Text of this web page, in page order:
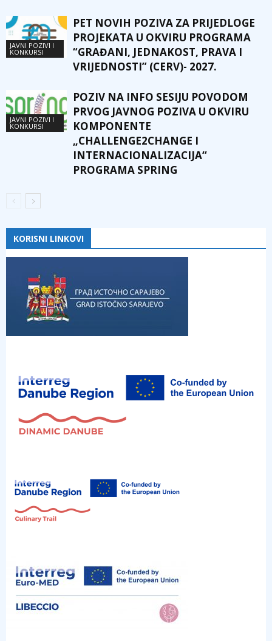
JAVNI POZIVI I
KONKURSI
PET NOVIH POZIVA ZA PRIJEDLOGE
PROJEKATA U OKVIRU PROGRAMA
“GRAĐANI, JEDNAKOST, PRAVA I
VRIJEDNOSTI” (CERV)- 2027.
JAVNI POZIVI I
KONKURSI
POZIV NA INFO SESIJU POVODOM
PRVOG JAVNOG POZIVA U OKVIRU
KOMPONENTE
„CHALLENGE2CHANGE I
INTERNACIONALIZACIJA“
PROGRAMA SPRING
KORISNI LINKOVI